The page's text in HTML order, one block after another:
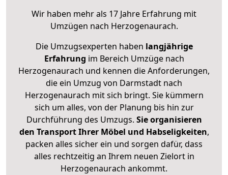
Wir haben mehr als 17 Jahre Erfahrung mit
Umzügen nach Herzogenaurach.
Die Umzugsexperten haben langjährige
Erfahrung im Bereich Umzüge nach
Herzogenaurach und kennen die Anforderungen,
die ein Umzug von Darmstadt nach
Herzogenaurach mit sich bringt. Sie kümmern
sich um alles, von der Planung bis hin zur
Durchführung des Umzugs. Sie organisieren
den Transport Ihrer Möbel und Habseligkeiten,
packen alles sicher ein und sorgen dafür, dass
alles rechtzeitig an Ihrem neuen Zielort in
Herzogenaurach ankommt.